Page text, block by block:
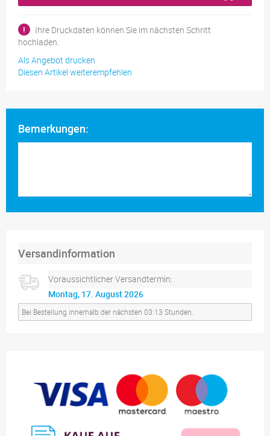
!
Ihre Druckdaten können Sie im nächsten Schritt
hochladen.
Als Angebot drucken
Diesen Artikel weiterempfehlen
Bemerkungen:
Versandinformation
Voraussichtlicher Versandtermin:
Montag, 17. August 2026
Bei Bestellung innerhalb der nächsten 03:13 Stunden.